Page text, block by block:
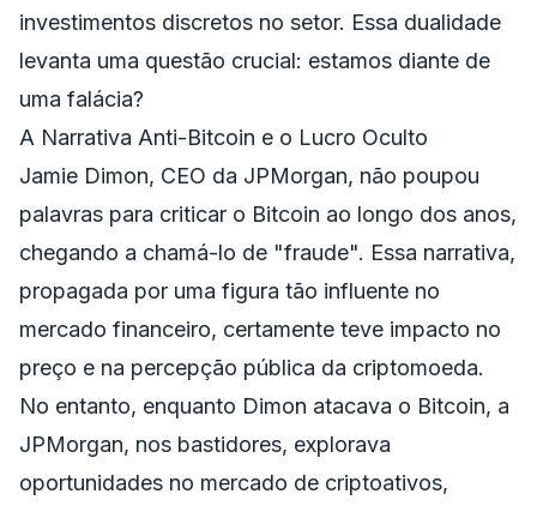
investimentos discretos no setor. Essa dualidade
levanta uma questão crucial: estamos diante de
uma falácia?
A Narrativa Anti-Bitcoin e o Lucro Oculto
Jamie Dimon, CEO da JPMorgan, não poupou
palavras para criticar o Bitcoin ao longo dos anos,
chegando a chamá-lo de "fraude". Essa narrativa,
propagada por uma figura tão influente no
mercado financeiro, certamente teve impacto no
preço e na percepção pública da criptomoeda.
No entanto, enquanto Dimon atacava o Bitcoin, a
JPMorgan, nos bastidores, explorava
oportunidades no mercado de criptoativos,